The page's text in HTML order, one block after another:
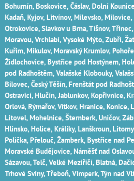
Bohumín, Boskovice‎, Čáslav‎, Dolní
Kadaň, Kyjov, Litvínov‎, Milevsko‎,
Otrokovice‎‎, Slavkov u Brna‎, Tišnov‎,
Moravou‎, Vrchlabí‎, Vysoké Mýto‎, Zubří‎,
Kuřim, Mikulov, Moravský Krumlov,
Židlochovice, Bystřice pod Hostýnem,
pod Radhoštěm, Valašské Klobouky,
Bílovec, Český Těšín, Frenštát pod
Ostravicí, Hlučín, Jablunkov, Kopřivnice,
Orlová, Rýmařov, Vítkov, Hranice, Konice,
Litovel, Mohelnice, Šternberk, Uničov,
Hlinsko, Holice, Králíky, Lanškroun,
Polička, Přelouč, Žamberk, Bystřice nad
Moravské Budějovice, Náměšť nad
Sázavou, Telč, Velké Meziříčí, Blatná,
Trhové Sviny, Třeboň, Vimperk, Týn nad